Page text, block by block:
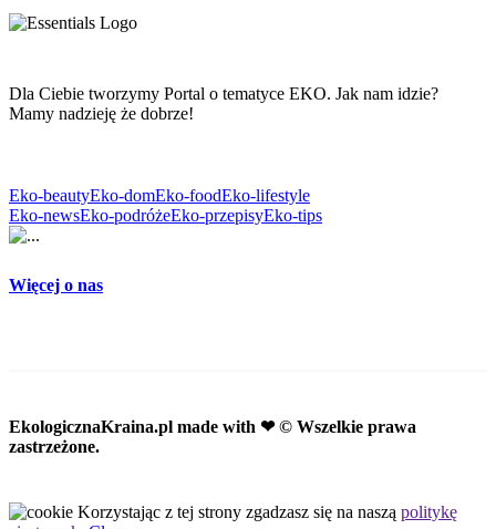
Dla Ciebie tworzymy Portal o tematyce EKO. Jak nam idzie?
Mamy nadzieję że dobrze!
Eko-beautyEko-domEko-foodEko-lifestyle
Eko-newsEko-podróżeEko-przepisyEko-tips
Więcej o nas
EkologicznaKraina.pl made with ❤ © Wszelkie prawa
zastrzeżone.
Korzystając z tej strony zgadzasz się na naszą politykę